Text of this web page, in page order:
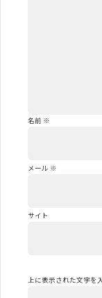
名前 ※
メール ※
サイト
上に表示された文字を